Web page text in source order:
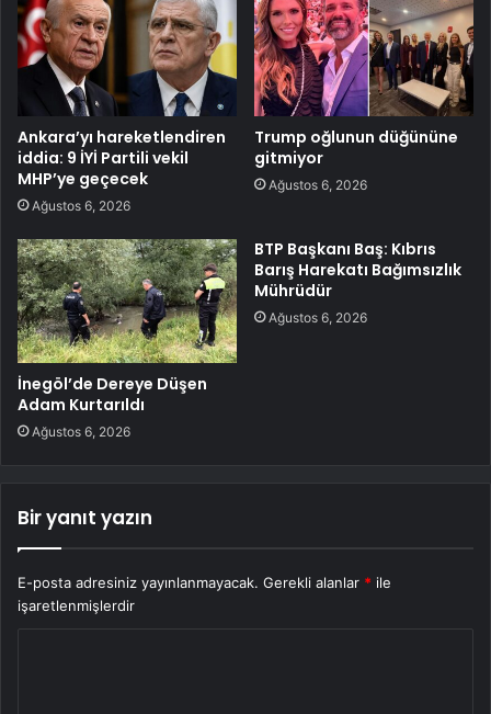
Ankara’yı hareketlendiren
iddia: 9 İYİ Partili vekil
MHP’ye geçecek
Ağustos 6, 2026
Trump oğlunun düğününe
gitmiyor
Ağustos 6, 2026
İnegöl’de Dereye Düşen
Adam Kurtarıldı
Ağustos 6, 2026
BTP Başkanı Baş: Kıbrıs
Barış Harekatı Bağımsızlık
Mührüdür
Ağustos 6, 2026
Bir yanıt yazın
E-posta adresiniz yayınlanmayacak. Gerekli alanlar * ile
işaretlenmişlerdir